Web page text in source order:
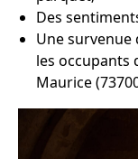
Des
Une
les occupants
Maurice